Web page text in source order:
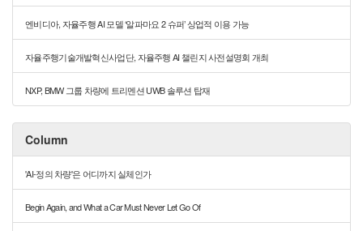
엔비디아, 자율주행 AI 모델 ‘알파마요 2 슈퍼’ 상업적 이용 가능
자율주행기술개발혁신사업단, 자율주행 AI 챌린지 사전설명회 개최
NXP, BMW 그룹 차량에 트리멘션 UWB 솔루션 탑재
Column
'AI-정의 차량'은 어디까지 실체인가
Begin Again, and What a Car Must Never Let Go Of